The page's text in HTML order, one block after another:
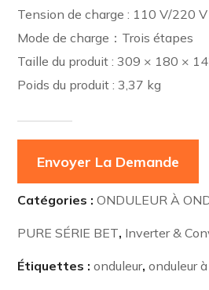
Tension de charge : 110 V/220
Mode de charge：Trois étapes
Taille du produit : 309 × 180 ×
Poids du produit : 3,37 kg
Envoyer La Demande
Catégories :ONDULEUR À
PURE SÉRIE BET, Inverter &
Étiquettes :onduleur,onduleur